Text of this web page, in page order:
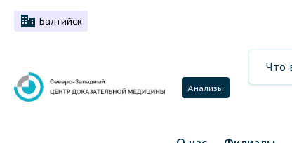
Балтийск
Анализы